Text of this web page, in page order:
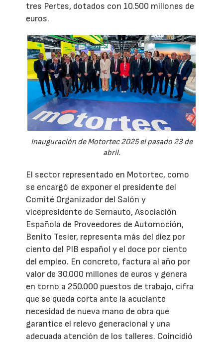
tres Pertes, dotados con 10.500 millones de
euros.
Inauguración de Motortec 2025 el pasado 23 de
abril.
El sector representado en Motortec, como
se encargó de exponer el presidente del
Comité Organizador del Salón y
vicepresidente de Sernauto, Asociación
Española de Proveedores de Automoción,
Benito Tesier, representa más del diez por
ciento del PIB español y el doce por ciento
del empleo. En concreto, factura al año por
valor de 30.000 millones de euros y genera
en torno a 250.000 puestos de trabajo, cifra
que se queda corta ante la acuciante
necesidad de nueva mano de obra que
garantice el relevo generacional y una
adecuada atención de los talleres. Coincidió